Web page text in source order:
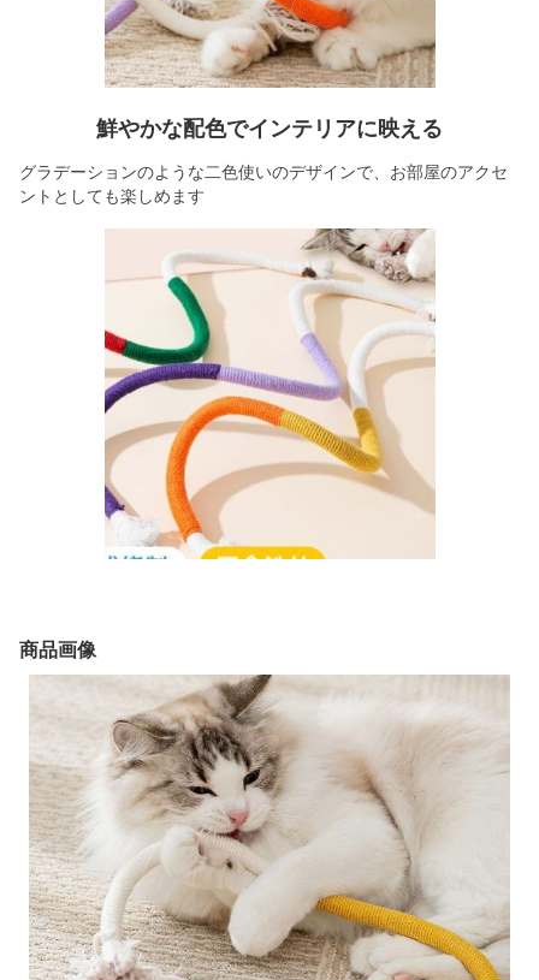
鮮やかな配色でインテリアに映える
グラデーションのような二色使いのデザインで、お部屋のアクセ
ントとしても楽しめます
商品画像